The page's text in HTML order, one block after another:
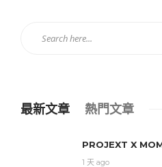
最新文章 熱門文章
PROJEXT X
1 天 ago